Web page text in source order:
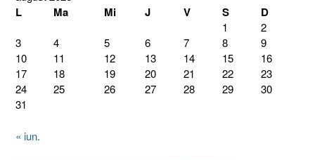
L Ma Mi J V S D
1
2
3
4 5 6 7 8
9
10
11 12 13 14 15
16
17
18 19 20 21 22
23
24
25 26 27 28 29
30
31
« iun.